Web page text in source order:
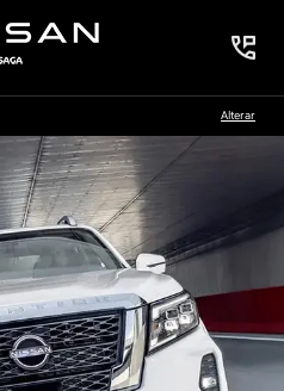
Alterar